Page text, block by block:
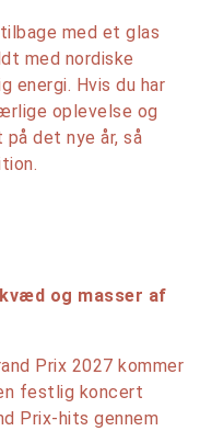
med et glas
med nordiske
energi. Hvis du har
oplevelse og
det nye år, så
og masser af
Prix 2027 kommer
festlig koncert
Prix-hits gennem